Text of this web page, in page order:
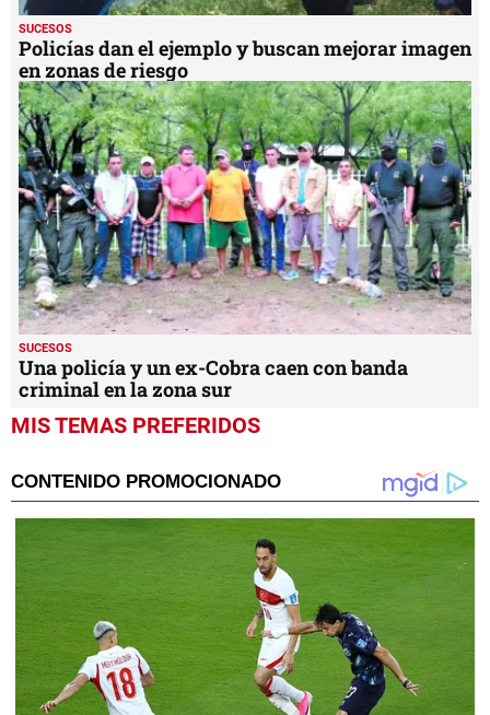
SUCESOS
Policías dan el ejemplo y buscan mejorar imagen
en zonas de riesgo
SUCESOS
Una policía y un ex-Cobra caen con banda
criminal en la zona sur
MIS TEMAS PREFERIDOS